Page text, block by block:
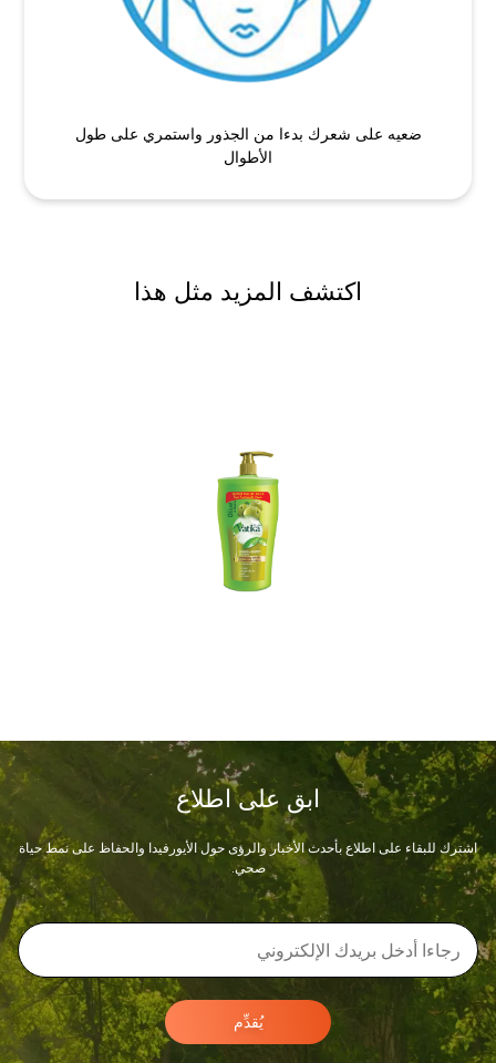
ضعيه على شعرك بدءا من الجذور واستمري على طول
الأطوال
اكتشف المزيد مثل هذا
ابق على اطلاع
اشترك للبقاء على اطلاع بأحدث الأخبار والرؤى حول الأيورفيدا والحفاظ على نمط حياة
صحي.
يُقدِّم